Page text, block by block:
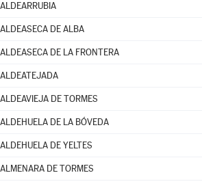
ALDEARRUBIA
ALDEASECA DE ALBA
ALDEASECA DE LA FRONTERA
ALDEATEJADA
ALDEAVIEJA DE TORMES
ALDEHUELA DE LA BÓVEDA
ALDEHUELA DE YELTES
ALMENARA DE TORMES